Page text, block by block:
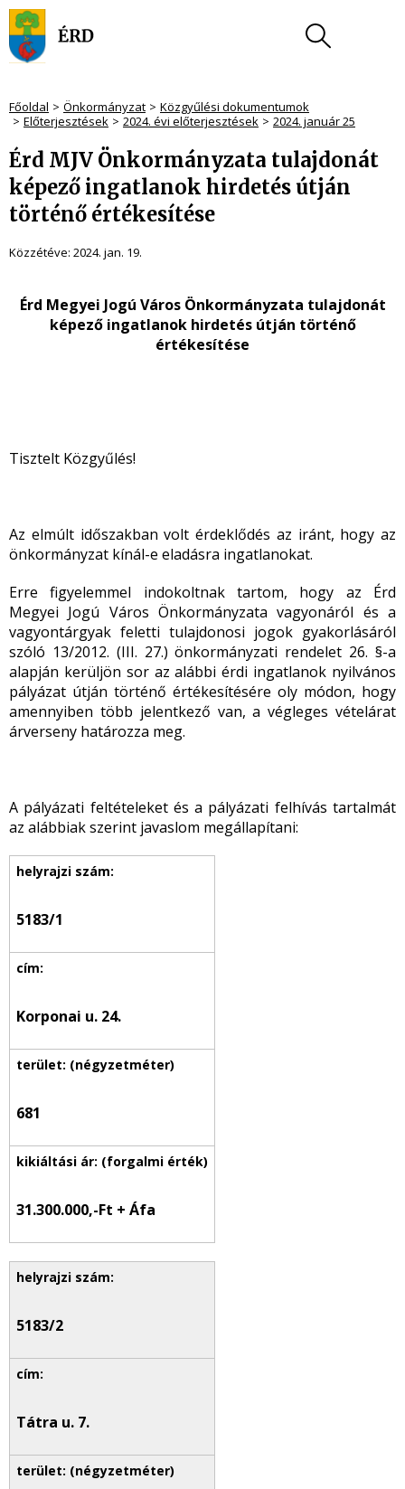
Főoldal Önkormányzat
Közgyűlési dokumentumok
Előterjesztések
2024. évi előterjesztések 2024. január 25
Érd MJV Önkormányzata tulajdonát
képező ingatlanok hirdetés útján
történő értékesítése
Közzétéve: 2024. jan. 19.
Érd Megyei Jogú Város Önkormányzata tulajdonát
képező ingatlanok hirdetés útján történő
értékesítése
Tisztelt Közgyűlés!
Az elmúlt időszakban volt érdeklődés az iránt, hogy az
önkormányzat kínál-e eladásra ingatlanokat.
Erre figyelemmel indokoltnak tartom, hogy az Érd
Megyei Jogú Város Önkormányzata vagyonáról és a
vagyontárgyak feletti tulajdonosi jogok gyakorlásáról
szóló 13/2012. (III. 27.) önkormányzati rendelet 26. §-a
alapján kerüljön sor az alábbi érdi ingatlanok nyilvános
pályázat útján történő értékesítésére oly módon, hogy
amennyiben több jelentkező van, a végleges vételárat
árverseny határozza meg.
A pályázati feltételeket és a pályázati felhívás tartalmát
az alábbiak szerint javaslom megállapítani:
5183/1
Korponai u. 24.
681
31.300.000,-Ft + Áfa
5183/2
Tátra u. 7.